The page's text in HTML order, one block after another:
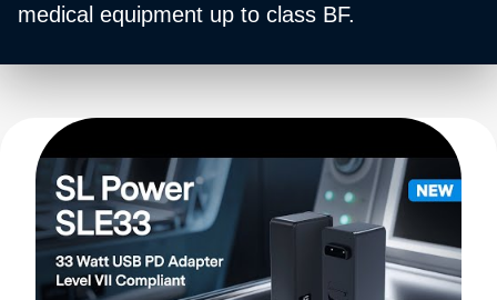
medical equipment up to class BF.